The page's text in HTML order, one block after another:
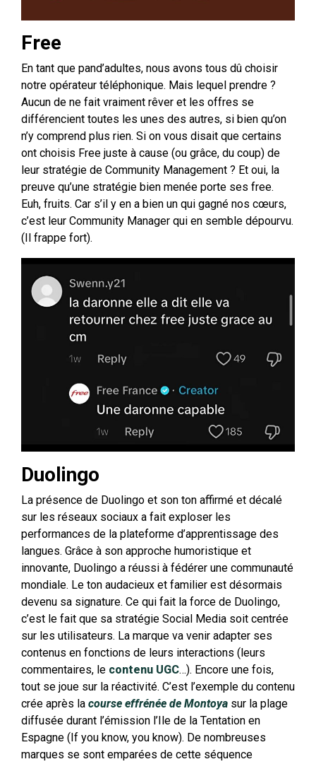
Free
En tant que pand’adultes, nous avons tous dû choisir
notre opérateur téléphonique. Mais lequel prendre ?
Aucun de ne fait vraiment rêver et les offres se
différencient toutes les unes des autres, si bien qu’on
n’y comprend plus rien. Si on vous disait que certains
ont choisis Free juste à cause (ou grâce, du coup) de
leur stratégie de Community Management ? Et oui, la
preuve qu’une stratégie bien menée porte ses free.
Euh, fruits. Car s’il y en a bien un qui gagné nos cœurs,
c’est leur Community Manager qui en semble dépourvu.
(Il frappe fort).
Duolingo
La présence de Duolingo et son ton affirmé et décalé
sur les réseaux sociaux a fait exploser les
performances de la plateforme d’apprentissage des
langues. Grâce à son approche humoristique et
innovante, Duolingo a réussi à fédérer une communauté
mondiale. Le ton audacieux et familier est désormais
devenu sa signature. Ce qui fait la force de Duolingo,
c’est le fait que sa stratégie Social Media soit centrée
sur les utilisateurs. La marque va venir adapter ses
contenus en fonctions de leurs interactions (leurs
commentaires, le contenu UGC…). Encore une fois,
tout se joue sur la réactivité. C’est l’exemple du contenu
crée après la course effrénée de Montoya sur la plage
diffusée durant l’émission l’Ile de la Tentation en
Espagne (If you know, you know). De nombreuses
marques se sont emparées de cette séquence